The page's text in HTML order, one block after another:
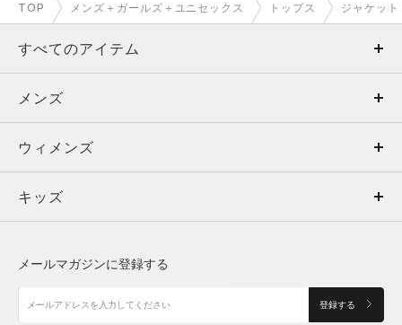
TOP メンズ＋ガールズ＋ユニセックス トップス ジャケット
すべてのアイテム
メンズ
ウィメンズ
キッズ
アクセサリー
メンズ
トップス
ボトムス
アクセサリー
ウィメンズ
トップス
シューズ
キッズ
メールマガジンに登録する
登録する